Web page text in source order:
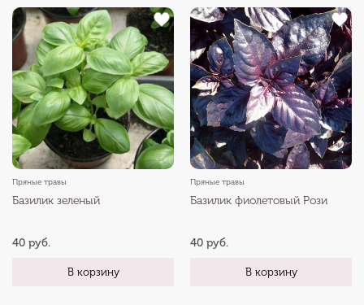
Пряные травы
Базилик зеленый
40 руб.
В корзину
Пряные травы
Базилик фиолетовый Рози
40 руб.
В корзину